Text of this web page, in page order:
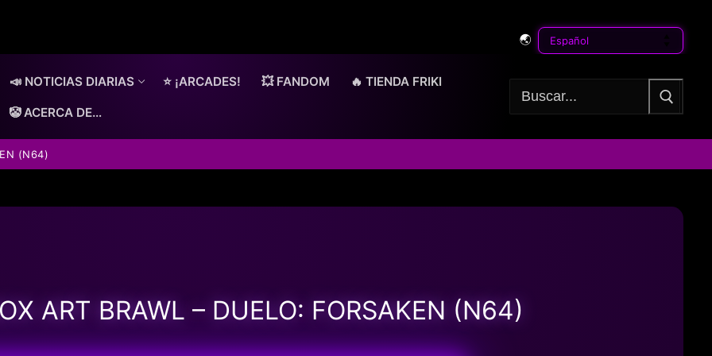
🌏
📣 NOTICIAS DIARIAS ⭐ ¡ARCADES! 💥 FANDOM 🔥 TIENDA FRIKI
🤡 ACERCA DE…
Buscar:
(N64)
ART BRAWL – DUELO: FORSAKEN (N64)